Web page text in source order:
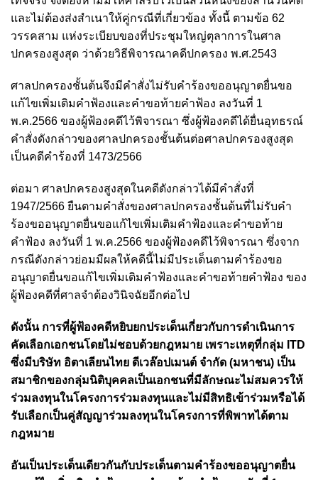
และไม่ต้องส่งสำเนาให้คู่กรณีที่เกี่ยวข้อง ทั้งนี้ ตามข้อ 62
วรรคสาม แห่งระเบียบของที่ประชุมใหญ่ตุลาการในศาล
ปกครองสูงสุด ว่าด้วยวิธีพิจารณาคดีปกครอง พ.ศ.2543
ศาลปกครองชั้นต้นจึงมีคำสั่งไม่รับคำร้องขออนุญาตยื่นขอ
แก้ไขเพิ่มเติมคำฟ้องและคำขอท้ายคำฟ้อง ลงวันที่ 1
พ.ค.2566 ของผู้ฟ้องคดีไว้พิจารณา ซึ่งผู้ฟ้องคดีได้ยื่นอุทธรณ์
คำสั่งดังกล่าวของศาลปกครองชั้นต้นต่อศาลปกครองสูงสุด
เป็นคดีคำร้องที่ 1473/2566
ต่อมา ศาลปกครองสูงสุดในคดีดังกล่าวได้มีคำสั่งที่
1947/2566 ยืนตามคำสั่งของศาลปกครองชั้นต้นที่ไม่รับคำ
ร้องขออนุญาตยื่นขอแก้ไขเพิ่มเติมคำฟ้องและคำขอท้าย
คำฟ้อง ลงวันที่ 1 พ.ค.2566 ของผู้ฟ้องคดีไว้พิจารณา ซึ่งจาก
กรณีดังกล่าวย่อมมีผลให้คดีนี้ไม่มีประเด็นตามคำร้องขอ
อนุญาตยื่นขอแก้ไขเพิ่มเติมคำฟ้องและคำขอท้ายคำฟ้อง ของ
ผู้ฟ้องคดีที่ศาลจำต้องวินิจฉัยอีกต่อไป
ดังนั้น การที่ผู้ฟ้องคดีหยิบยกประเด็นเกี่ยวกับการดำเนินการ
คัดเลือกเอกชนโดยไม่ชอบด้วยกฎหมาย เพราะเหตุที่กลุ่ม ITD
ซึ่งมีบริษัท อิตาเลียนไทย ดีเวล๊อปเมนต์ จำกัด (มหาชน) เป็น
สมาชิกของกลุ่มนิติบุคคลเป็นเอกชนที่มีลักษณะไม่สมควรให้
ร่วมลงทุนในโครงการร่วมลงทุนและไม่มีสิทธิเข้าร่วมหรือได้
รับเลือกเป็นคู่สัญญาร่วมลงทุนในโครงการที่พิพาทได้ตาม
กฎหมาย
อันเป็นประเด็นเดียวกันกับประเด็นตามคำร้องขออนุญาตยื่น